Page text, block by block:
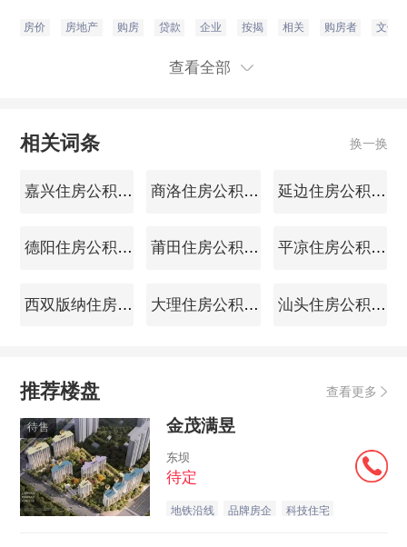
房价 房地产 购房 贷款 企业 按揭 相关 购房者 文件
查看全部
相关词条 换一换
嘉兴住房公积金查询 商洛住房公积金查询 延边住房公积金查询
德阳住房公积金查询 莆田住房公积金查询 平凉住房公积金查询
西双版纳住房公积金查询 大理住房公积金查询 汕头住房公积金查询
推荐楼盘 查看更多
待售 金茂满昱
东坝
待定
地铁沿线 品牌房企 科技住宅